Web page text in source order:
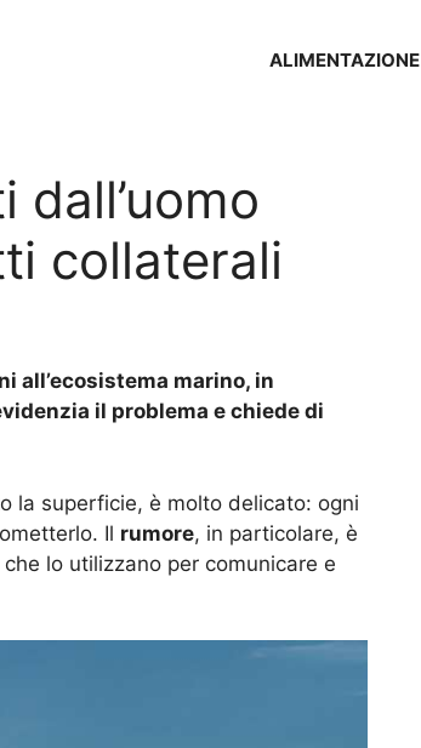
ALIMENTAZIONE
collaterali
all’ecosistema marino, in
il problema e chiede di
la superficie, è molto delicato: ogni
Il rumore, in particolare, è
che lo utilizzano per comunicare e